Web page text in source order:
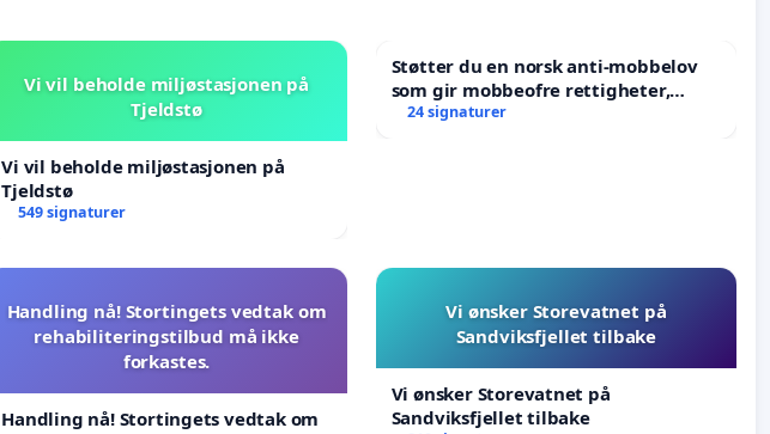
Vi vil beholde miljøstasjonen på
Tjeldstø
Vi vil beholde miljøstasjonen på
Tjeldstø
549 signaturer
Støtter du en norsk anti-mobbelov
som gir mobbeofre rettigheter,
oppreisning og hjelp?
24 signaturer
Handling nå! Stortingets vedtak om
rehabiliteringstilbud må ikke
forkastes.
Handling nå! Stortingets vedtak om
Vi ønsker Storevatnet på
Sandviksfjellet tilbake
Vi ønsker Storevatnet på
Sandviksfjellet tilbake